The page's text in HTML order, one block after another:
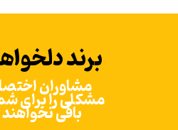
برند
مشاوران
مشکلی را برای
باقی